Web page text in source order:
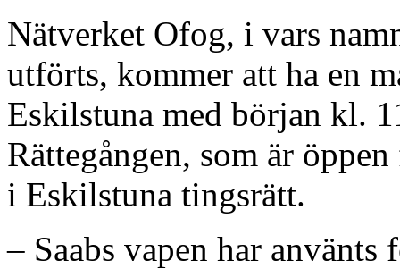
Nätverket Ofog, i vars
utförts, kommer att ha en
Eskilstuna med början kl.
Rättegången, som är
i Eskilstuna tingsrätt.
– Saabs vapen har